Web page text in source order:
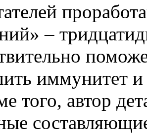
–
иммунитет
того, автор